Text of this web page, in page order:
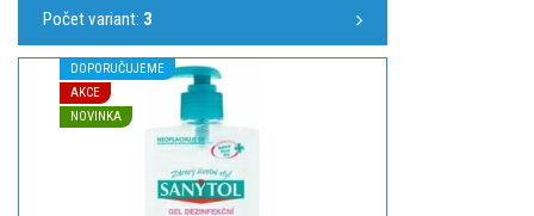
Počet variant: 3
DOPORUČUJEME
AKCE
NOVINKA